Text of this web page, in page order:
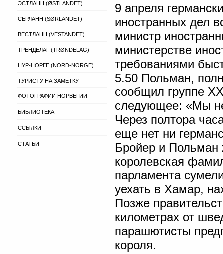
ЭСТЛАНН (ØSTLANDET)
СЁРЛАНН (SØRLANDET)
ВЕСТЛАНН (VESTANDET)
ТРЁНДЕЛАГ (TRØNDELAG)
НУР-НОРГЕ (NORD-NORGE)
ТУРИСТУ НА ЗАМЕТКУ
ФОТОГРАФИИ НОРВЕГИИ
БИБЛИОТЕКА
ССЫЛКИ
СТАТЬИ
9 апреля
иностранных дел
министр
министерстве
требованиями
5.50 Польман,
сообщил группе
следующее: «Мы
Через полтора
еще нет ни
Бройер и Польман
королевская
парламента
уехать в Хамар,
Позже
километрах от
парашютисты
короля.